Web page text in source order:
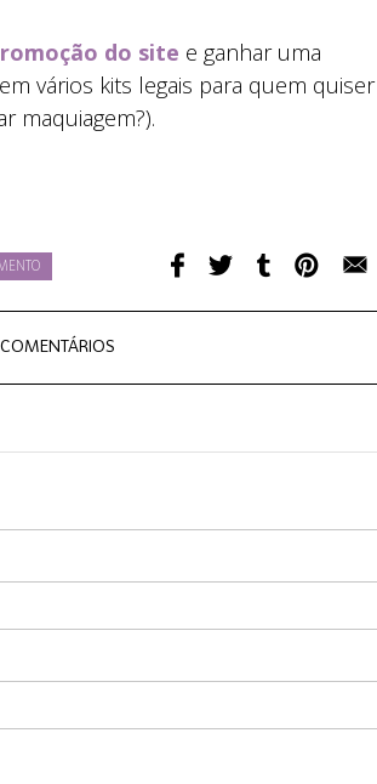
do site e ganhar uma
vários kits legais para quem quiser
maquiagem?).